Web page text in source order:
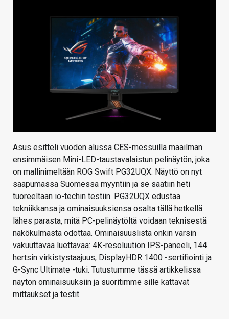
VAIHDA TEEMA
Asus esitteli vuoden alussa CES-messuilla maailman
ensimmäisen Mini-LED-taustavalaistun pelinäytön, joka
on mallinimeltään ROG Swift PG32UQX. Näyttö on nyt
saapumassa Suomessa myyntiin ja se saatiin heti
tuoreeltaan io-techin testiin. PG32UQX edustaa
tekniikkansa ja ominaisuuksiensa osalta tällä hetkellä
lähes parasta, mitä PC-pelinäytöltä voidaan teknisestä
näkökulmasta odottaa. Ominaisuuslista onkin varsin
vakuuttavaa luettavaa: 4K-resoluution IPS-paneeli, 144
hertsin virkistystaajuus, DisplayHDR 1400 -sertifiointi ja
G-Sync Ultimate -tuki. Tutustumme tässä artikkelissa
näytön ominaisuuksiin ja suoritimme sille kattavat
mittaukset ja testit.